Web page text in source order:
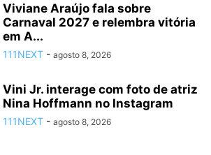
Viviane Araújo fala sobre
Carnaval 2027 e relembra vitória
em A...
111NEXT - agosto 8, 2026
Vini Jr. interage com foto de atriz
Nina Hoffmann no Instagram
111NEXT - agosto 8, 2026